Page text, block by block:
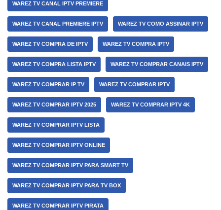
WAREZ TV CANAL IPTV PREMIERE
WAREZ TV CANAL PREMIERE IPTV WAREZ TV COMO ASSINAR IPTV
WAREZ TV COMPRA DE IPTV WAREZ TV COMPRA IPTV
WAREZ TV COMPRA LISTA IPTV WAREZ TV COMPRAR CANAIS IPTV
WAREZ TV COMPRAR IP TV WAREZ TV COMPRAR IPTV
WAREZ TV COMPRAR IPTV 2025 WAREZ TV COMPRAR IPTV 4K
WAREZ TV COMPRAR IPTV LISTA
WAREZ TV COMPRAR IPTV ONLINE
WAREZ TV COMPRAR IPTV PARA SMART TV
WAREZ TV COMPRAR IPTV PARA TV BOX
WAREZ TV COMPRAR IPTV PIRATA